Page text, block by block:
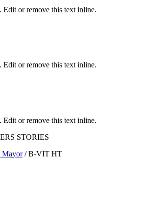
Edit or remove this text inline.
Edit or remove this text inline.
Edit or remove this text inline.
STORIES
Mayor/ B-VIT HT